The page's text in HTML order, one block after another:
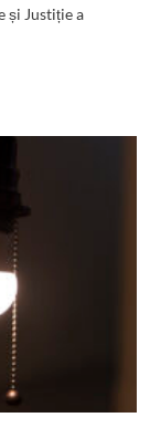
și Justiție a